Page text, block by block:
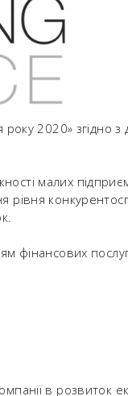
року 2020» згідно
малих
рівня
фінансових
в розвиток